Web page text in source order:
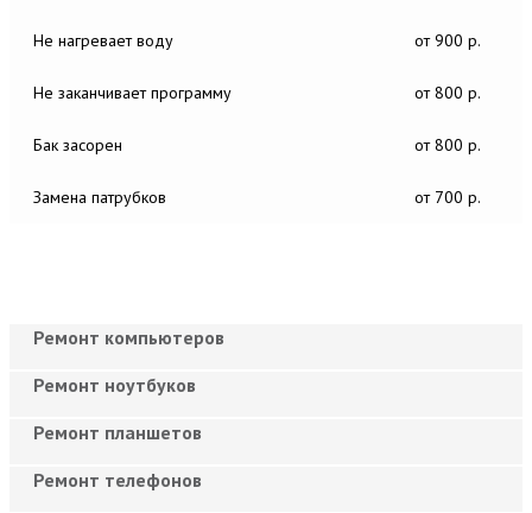
Не нагревает воду от 900 р.
Не заканчивает программу от 800 р.
Бак засорен от 800 р.
Замена патрубков от 700 р.
Ремонт компьютеров
Ремонт ноутбуков
Ремонт планшетов
Ремонт телефонов